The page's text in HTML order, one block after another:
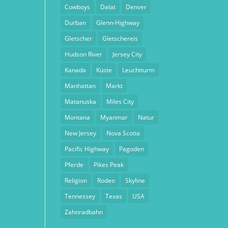
Cowboys Dalat
Denver
Durban
Glenn-Highway
Gletscher
Gletschereis
Hudson River
Jersey City
Kanada
Küste
Leuchtturm
Manhattan
Markt
Matanuska
Miles City
Montana
Myanmar
Natur
New Jersey
Nova Scotia
Pacific Highway
Pagoden
Pferde
Pikes Peak
Religion
Rodeo
Skyline
Tennessey
Texas
USA
Zahnradbahn